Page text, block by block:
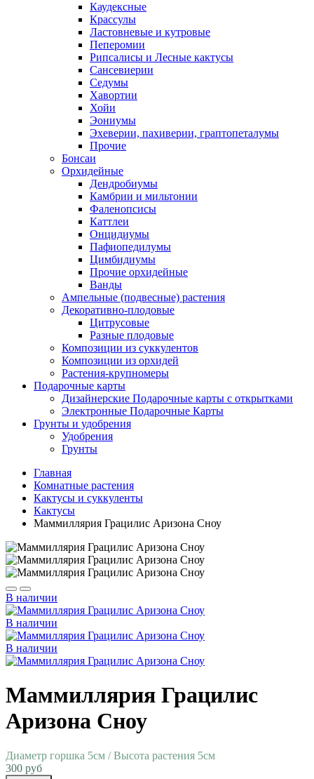
Каудексные
Крассулы
Ластовневые и кутровые
Пеперомии
Рипсалисы и Лесные кактусы
Сансевиерии
Седумы
Хавортии
Хойи
Эониумы
Эхеверии, пахиверии, граптопеталумы
Прочие
Бонсаи
Орхидейные
Дендробиумы
Камбрии и мильтонии
Фаленопсисы
Каттлеи
Онцидиумы
Пафиопедилумы
Цимбидиумы
Прочие орхидейные
Ванды
Ампельные (подвесные) растения
Декоративно-плодовые
Цитрусовые
Разные плодовые
Композиции из суккулентов
Композиции из орхидей
Растения-крупномеры
Подарочные карты
Дизайнерские Подарочные карты с открытками
Электронные Подарочные Карты
Грунты и удобрения
Удобрения
Грунты
Главная
Комнатные растения
Кактусы и суккуленты
Кактусы
Маммиллярия Грацилис Аризона Сноу
В наличии
В наличии
В наличии
Маммиллярия Грацилис
Аризона Сноу
Диаметр горшка 5см / Высота растения 5см
300 руб